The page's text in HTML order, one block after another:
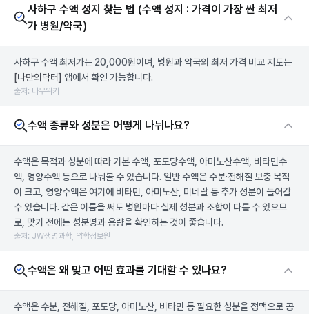
사하구 수액 성지 찾는 법 (수액 성지 : 가격이 가장 싼 최저
가 병원/약국)
사하구 수액 최저가는 20,000원이며, 병원과 약국의 최저 가격 비교 지도는
[나만의닥터] 앱에서 확인 가능합니다.
출처: 나무위키
수액 종류와 성분은 어떻게 나뉘나요?
수액은 목적과 성분에 따라 기본 수액, 포도당수액, 아미노산수액, 비타민수
액, 영양수액 등으로 나눠볼 수 있습니다. 일반 수액은 수분·전해질 보충 목적
이 크고, 영양수액은 여기에 비타민, 아미노산, 미네랄 등 추가 성분이 들어갈
수 있습니다. 같은 이름을 써도 병원마다 실제 성분과 조합이 다를 수 있으므
로, 맞기 전에는 성분명과 용량을 확인하는 것이 좋습니다.
출처: JW생명과학, 약학정보원
수액은 왜 맞고 어떤 효과를 기대할 수 있나요?
수액은 수분, 전해질, 포도당, 아미노산, 비타민 등 필요한 성분을 정맥으로 공